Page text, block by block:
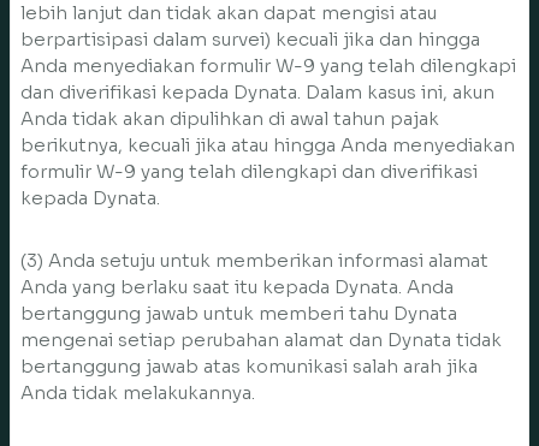
lebih lanjut dan tidak akan dapat mengisi atau
berpartisipasi dalam survei) kecuali jika dan hingga
Anda menyediakan formulir W-9 yang telah dilengkapi
dan diverifikasi kepada Dynata. Dalam kasus ini, akun
Anda tidak akan dipulihkan di awal tahun pajak
berikutnya, kecuali jika atau hingga Anda menyediakan
formulir W-9 yang telah dilengkapi dan diverifikasi
kepada Dynata.
(3) Anda setuju untuk memberikan informasi alamat
Anda yang berlaku saat itu kepada Dynata. Anda
bertanggung jawab untuk memberi tahu Dynata
mengenai setiap perubahan alamat dan Dynata tidak
bertanggung jawab atas komunikasi salah arah jika
Anda tidak melakukannya.